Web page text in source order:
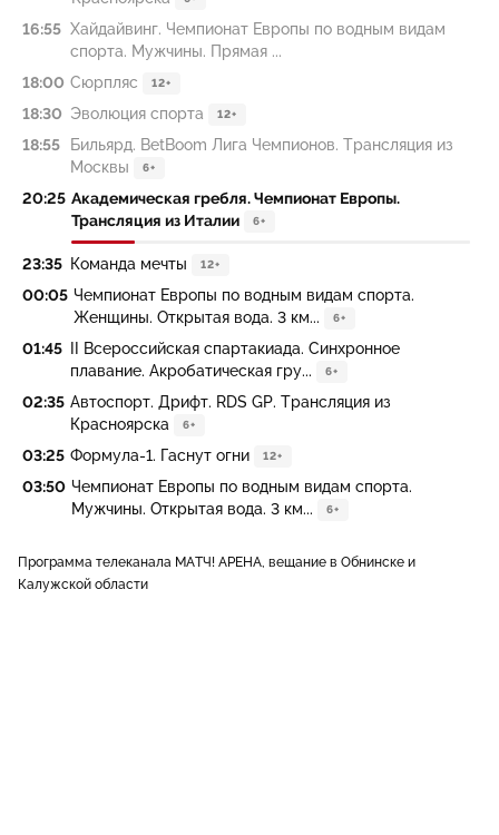
16:55 Хайдайвинг. Чемпионат Европы по водным видам
спорта. Мужчины. Прямая ...
18:00 Сюрпляс 12+
18:30 Эволюция спорта 12+
18:55
Бильярд. BetBoom Лига Чемпионов. Трансляция из
Москвы
6+
20:25 Академическая гребля. Чемпионат Европы.
Трансляция из Италии
6+
23:35 Команда мечты 12+
00:05 Чемпионат Европы по водным видам спорта.
Женщины. Открытая вода. 3 км...
6+
01:45
II Всероссийская спартакиада. Синхронное
плавание. Акробатическая гру...
6+
02:35 Автоспорт. Дрифт. RDS GP. Трансляция из
Красноярска
6+
03:25 Формула-1. Гаснут огни 12+
03:50 Чемпионат Европы по водным видам спорта.
Мужчины. Открытая вода. 3 км...
6+
Программа телеканала МАТЧ! АРЕНА, вещание в Обнинске и
Калужской области